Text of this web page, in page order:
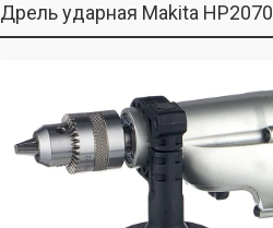
Дрель ударная Makita HP2070